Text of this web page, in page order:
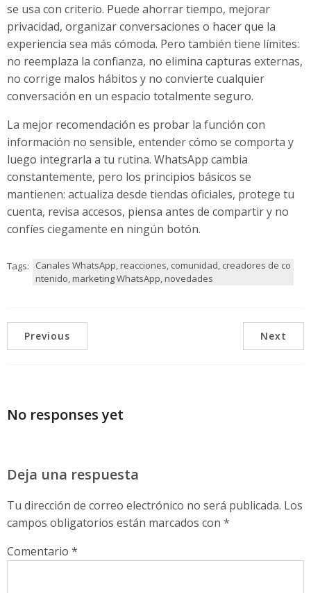
se usa con criterio. Puede ahorrar tiempo, mejorar
privacidad, organizar conversaciones o hacer que la
experiencia sea más cómoda. Pero también tiene límites:
no reemplaza la confianza, no elimina capturas externas,
no corrige malos hábitos y no convierte cualquier
conversación en un espacio totalmente seguro.
La mejor recomendación es probar la función con
información no sensible, entender cómo se comporta y
luego integrarla a tu rutina. WhatsApp cambia
constantemente, pero los principios básicos se
mantienen: actualiza desde tiendas oficiales, protege tu
cuenta, revisa accesos, piensa antes de compartir y no
confíes ciegamente en ningún botón.
Tags:
Canales WhatsApp, reacciones, comunidad, creadores de co
ntenido, marketing WhatsApp, novedades
Previous Next
No responses yet
Deja una respuesta
Tu dirección de correo electrónico no será publicada. Los
campos obligatorios están marcados con *
Comentario *